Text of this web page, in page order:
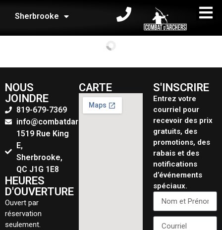
Sherbrooke
NOUS
JOINDRE
819-679-7369
info@combatdarchers.ca
1519 Rue King
E,
Sherbrooke,
QC J1G 1E8
HEURES
D'OUVERTURE
Ouvert par
réservation
seulement.
CARTE S'INSCRIRE
Entrez votre
courriel pour
recevoir des prix
gratuits, des
promotions, des
rabais et des
notifications
d’événements
spéciaux.